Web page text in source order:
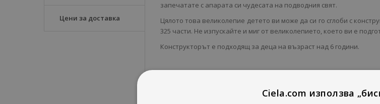
Цени за доставка
запечатате с апарата си чудесата на подводния свят.
Цялото това великолепие детето ви може да си го сглоби с
325 части. Не изпускайте и миг от великолепието, което ви е
Конструкторът е подходящ за деца на възраст над 6 години.
Ciela.com използва